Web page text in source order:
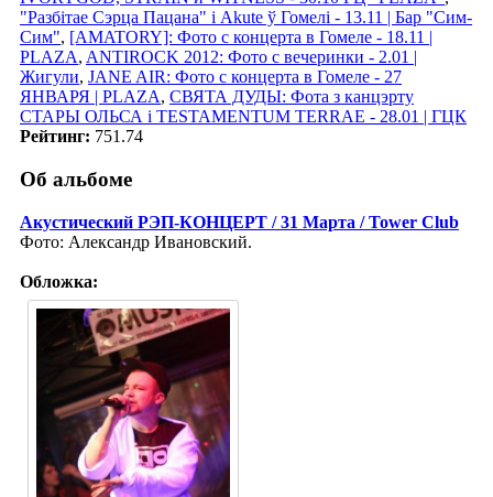
"Разбітае Сэрца Пацана" і Akute ў Гомелi - 13.11 | Бар "Сим-
Сим", [AMATORY]: Фото с концерта в Гомеле - 18.11 |
PLAZA, ANTIROCK 2012: Фото с вечеринки - 2.01 |
Жигули, JANE AIR: Фото с концерта в Гомеле - 27
ЯНВАРЯ | PLAZA, СВЯТА ДУДЫ: Фота з канцэрту
СТАРЫ ОЛЬСА i TESTAMENTUM TERRAE - 28.01 | ГЦК
Рейтинг: 751.74
Об альбоме
Акустический РЭП-КОНЦЕРТ / 31 Марта / Tower Club
Фото: Александр Ивановский.
Обложка: